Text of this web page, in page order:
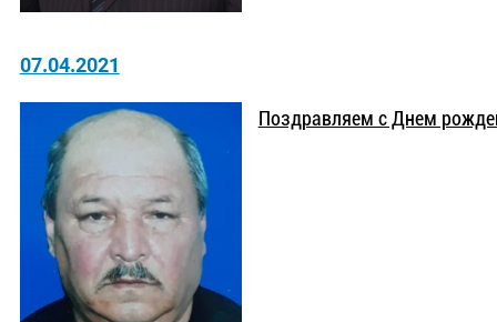
07.04.2021
Поздравляем с Днем